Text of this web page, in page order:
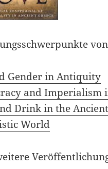
Gender in Antiquity
and Imperialism
Drink in the
World